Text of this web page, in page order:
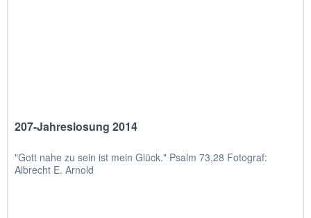
207-Jahreslosung 2014
"Gott nahe zu sein ist mein Glück." Psalm 73,28 Fotograf:
Albrecht E. Arnold